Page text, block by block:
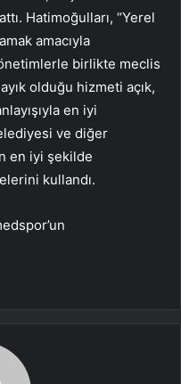
Hatimoğulları, “Yerel
amacıyla
birlikte meclis
olduğu hizmeti açık,
en iyi
ve diğer
en iyi şekilde
kullandı.